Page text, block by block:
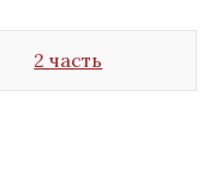
2 часть